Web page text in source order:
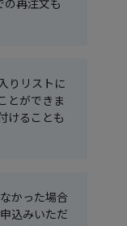
の再注文も
りリストに
とができま
けることも
かった場合
込みいただ